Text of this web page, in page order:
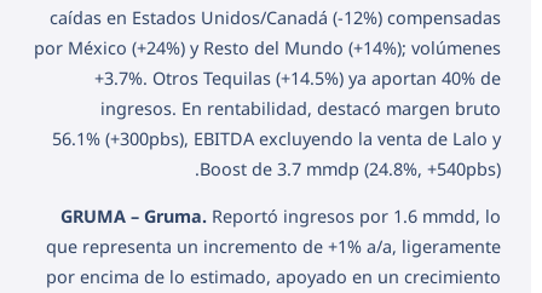
caídas en Estados Unidos/Canadá (-12%) compensadas
por México (+24%) y Resto del Mundo (+14%); volúmenes
+3.7%. Otros Tequilas (+14.5%) ya aportan 40% de
ingresos. En rentabilidad, destacó margen bruto
56.1% (+300pbs), EBITDA excluyendo la venta de Lalo y
Boost de 3.7 mmdp (24.8%, +540pbs).
GRUMA – Gruma. Reportó ingresos por 1.6 mmdd, lo
que representa un incremento de +1% a/a, ligeramente
por encima de lo estimado, apoyado en un crecimiento